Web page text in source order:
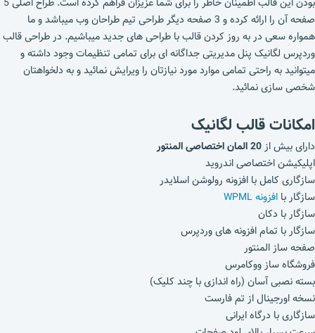
صفحه آن را ارائه کرده و 3 صفحه دیگر طراحی تیم طراحان وب میباشد و ما
همواره سعی در به روز کردن قالب با طراحی های جدید میباشیم. در طراحی قالب
وردپرس لگانیک پنل مدیریتی جداگانه ای برای تمامی تنظیمات وجود داشته و
میتوانید به راحتی تمامی موارد مورد نیازتان را ویرایش نمائید و به دلخواهتان
شخصی سازی نمائید.
امکانات قالب لگانیک
دارای بیش از
اپلیکیشن اختصاصی اندروید
سازگاری کامل با افزونه رولوشن اسلایدر
سازگار با افزونه WPML
سازگار با دکان
سازگار با تمام افزونه های وردپرس
صفحه ساز المنتور
فروشگاه ساز ووکامرس
بسته نصبی آسان (راه اندازی با چند کلیک)
نسخه اورجینال از تم فارست
سازگاری با درگاه ایرانی